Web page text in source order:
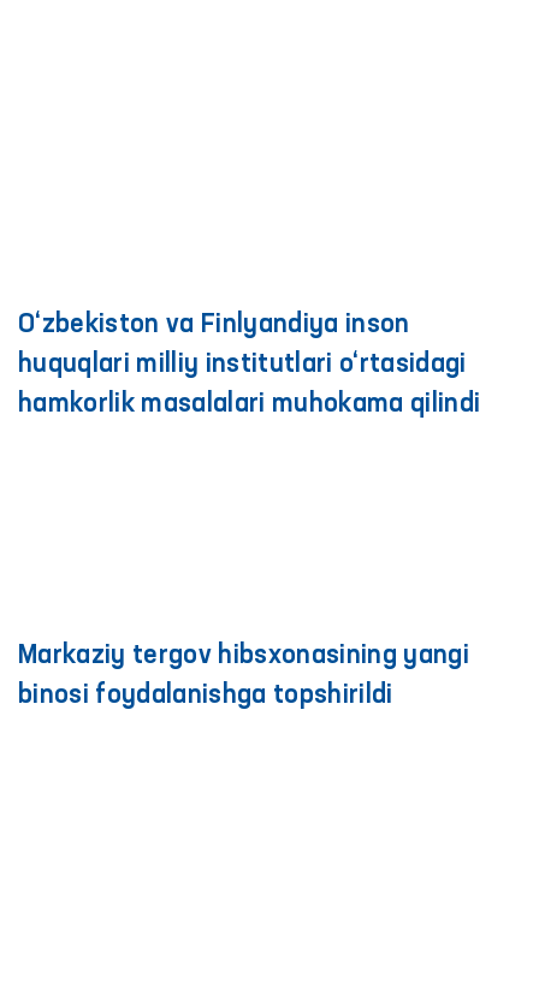
O‘zbekiston va Finlyandiya inson
huquqlari milliy institutlari o‘rtasidagi
hamkorlik masalalari muhokama qilindi
Markaziy tergov hibsxonasining yangi
binosi foydalanishga topshirildi